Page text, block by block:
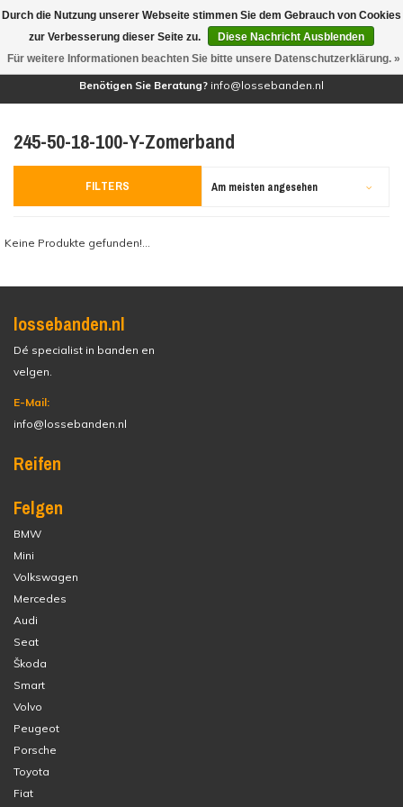
(0)
Benötigen Sie Beratung? info@lossebanden.nl
245-50-18-100-Y-Zomerband
FILTERS Am meisten angesehen
Keine Produkte gefunden!...
lossebanden.nl
Dé specialist in banden en
velgen.
E-Mail:
info@lossebanden.nl
Reifen
Felgen
BMW
Mini
Volkswagen
Mercedes
Audi
Seat
Škoda
Smart
Volvo
Peugeot
Porsche
Toyota
Fiat
Durch die Nutzung unserer Webseite stimmen Sie dem Gebrauch von Cookies
zur Verbesserung dieser Seite zu.
Diese Nachricht Ausblenden
Für weitere Informationen beachten Sie bitte unsere Datenschutzerklärung. »